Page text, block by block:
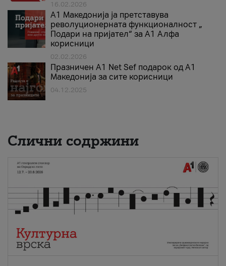
16.02.2026
А1 Македонија ја претставува
револуционерната функционалност „
Подари на пријател“ за А1 Алфа
корисници
02.02.2026
Празничен A1 Net Sеf подарок од А1
Македонија за сите корисници
04.12.2025
Слични содржини